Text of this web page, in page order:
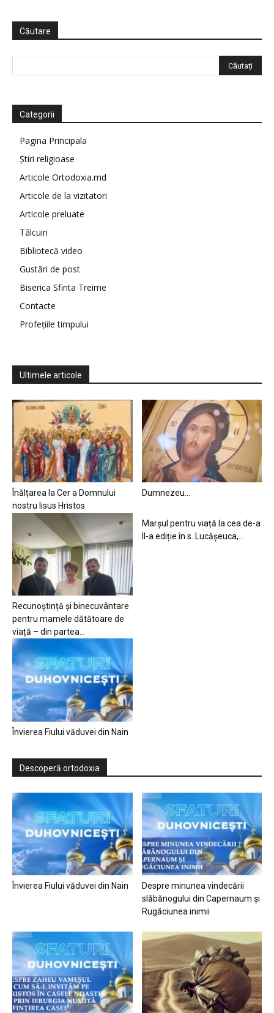
Căutare
Categorii
Pagina Principala
Știri religioase
Articole Ortodoxia.md
Articole de la vizitatori
Articole preluate
Tâlcuiri
Bibliotecă video
Gustări de post
Biserica Sfinta Treime
Contacte
Profețiile timpului
Ultimele articole
Înălțarea la Cer a Domnului
nostru Iisus Hristos
Dumnezeu…
Recunoștință și binecuvântare
pentru mamele dătătoare de
viață – din partea...
Marșul pentru viață la cea de-a
II-a ediție în s. Lucășeuca,...
Învierea Fiului văduvei din Nain
Descoperă ortodoxia
Învierea Fiului văduvei din Nain
Despre minunea vindecării
slăbănogului din Capernaum și
Rugăciunea inimii